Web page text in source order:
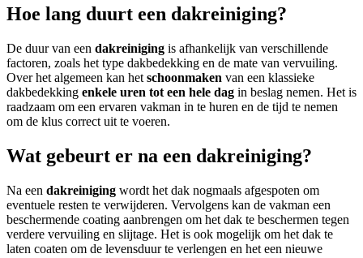
Hoe lang duurt een dakreiniging?
De duur van een dakreiniging is afhankelijk van verschillende
factoren, zoals het type dakbedekking en de mate van vervuiling.
Over het algemeen kan het schoonmaken van een klassieke
dakbedekking enkele uren tot een hele dag in beslag nemen. Het is
raadzaam om een ervaren vakman in te huren en de tijd te nemen
om de klus correct uit te voeren.
Wat gebeurt er na een dakreiniging?
Na een dakreiniging wordt het dak nogmaals afgespoten om
eventuele resten te verwijderen. Vervolgens kan de vakman een
beschermende coating aanbrengen om het dak te beschermen tegen
verdere vervuiling en slijtage. Het is ook mogelijk om het dak te
laten coaten om de levensduur te verlengen en het een nieuwe